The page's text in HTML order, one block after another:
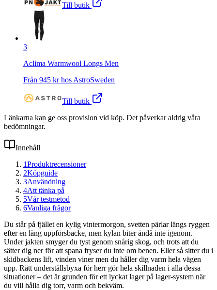
Till butik
3
Aclima Warmwool Longs Men
Från 945 kr hos AstroSweden
Till butik
Länkarna kan ge oss provision vid köp. Det påverkar aldrig våra
bedömningar.
Innehåll
1Produktrecensioner
2Köpguide
3Användning
4Att tänka på
5Vår testmetod
6Vanliga frågor
Du står på fjället en kylig vintermorgon, svetten pärlar längs ryggen
efter en lång uppförsbacke, men kylan biter ändå inte igenom.
Under jakten smyger du tyst genom snårig skog, och trots att du
sätter dig ner för att spana fryser du inte om benen. Eller så sitter du i
skidbackens lift, vinden viner men du håller dig varm hela vägen
upp. Rätt underställsbyxa för herr gör hela skillnaden i alla dessa
situationer – det är grunden för ett lyckat lager på lager-system när
du vill hålla dig torr, varm och bekväm.